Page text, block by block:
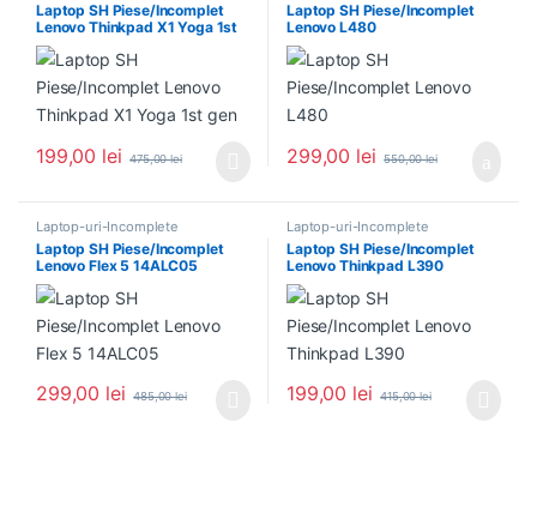
Laptop SH Piese/Incomplet
Lenovo Thinkpad X1 Yoga 1st
gen
199,00 lei 475,00lei
Laptop SH Piese/Incomplet
Lenovo L480
299,00 lei 550,00lei
Laptop-uri-Incomplete
Laptop SH Piese/Incomplet
Lenovo Flex 5 14ALC05
299,00 lei 485,00lei
Laptop-uri-Incomplete
Laptop SH Piese/Incomplet
Lenovo Thinkpad L390
199,00 lei 415,00lei